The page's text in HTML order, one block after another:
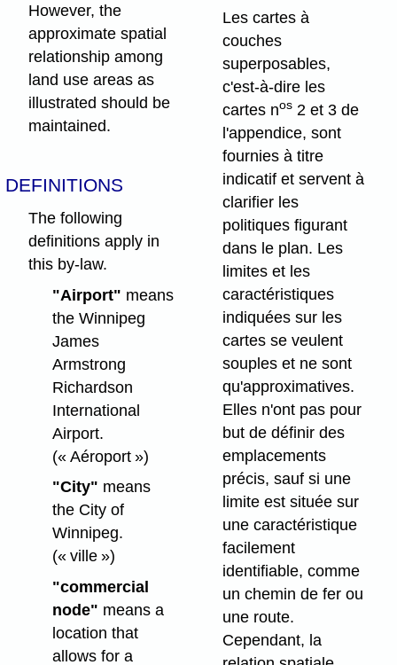
However, the
approximate spatial
relationship among
land use areas as
illustrated should be
maintained.
DEFINITIONS
The following
definitions apply in
this by-law.
"Airport" means
the Winnipeg
James
Armstrong
Richardson
International
Airport.
(« Aéroport »)
"City" means
the City of
Winnipeg.
(« ville »)
"commercial
node" means a
location that
allows for a
Les cartes à
couches
superposables,
c'est-à-dire les
cartes nos 2 et 3 de
l'appendice, sont
fournies à titre
indicatif et servent à
clarifier les
politiques figurant
dans le plan. Les
limites et les
caractéristiques
indiquées sur les
cartes se veulent
souples et ne sont
qu'approximatives.
Elles n'ont pas pour
but de définir des
emplacements
précis, sauf si une
limite est située sur
une caractéristique
facilement
identifiable, comme
un chemin de fer ou
une route.
Cependant, la